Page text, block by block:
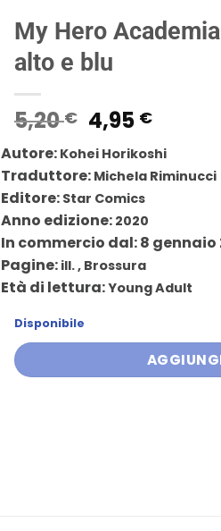
My Hero
alto e blu
5,20€ Il
prezzo
originale
era:
5,20 €.
4,95 €Il
prezzo
attuale
è:
Autore: Kohei Horikoshi
Traduttore: Michela Riminucci
Editore: Star Comics
Anno edizione: 2020
In commercio dal: 8 gennaio
Pagine: ill. , Brossura
Età di lettura:Young Adult
Disponibile